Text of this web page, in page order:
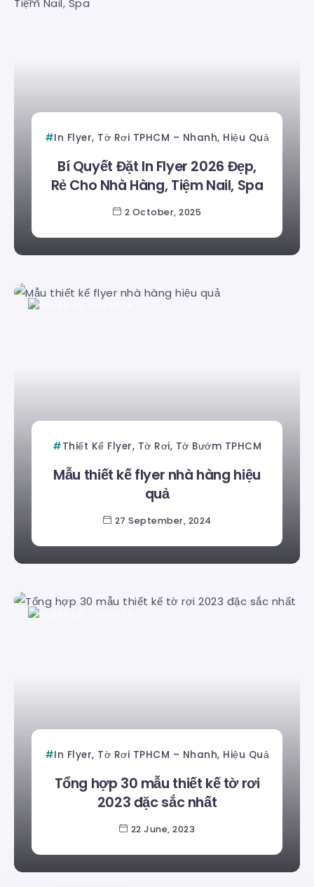
In Flyer, Tờ Rơi TPHCM – Nhanh, Hiệu Quả
Bí Quyết Đặt In Flyer 2026 Đẹp,
Rẻ Cho Nhà Hàng, Tiệm Nail, Spa
2 October, 2025
Thiết Kế Flyer, Tờ Rơi, Tờ Bướm TPHCM
Mẫu thiết kế flyer nhà hàng hiệu
quả
27 September, 2024
In Flyer, Tờ Rơi TPHCM – Nhanh, Hiệu Quả
Tổng hợp 30 mẫu thiết kế tờ rơi
2023 đặc sắc nhất
22 June, 2023